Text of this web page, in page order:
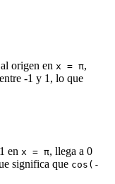
origen en x = π,
-1 y 1, lo que
en x = π, llega a 0
significa que cos(-